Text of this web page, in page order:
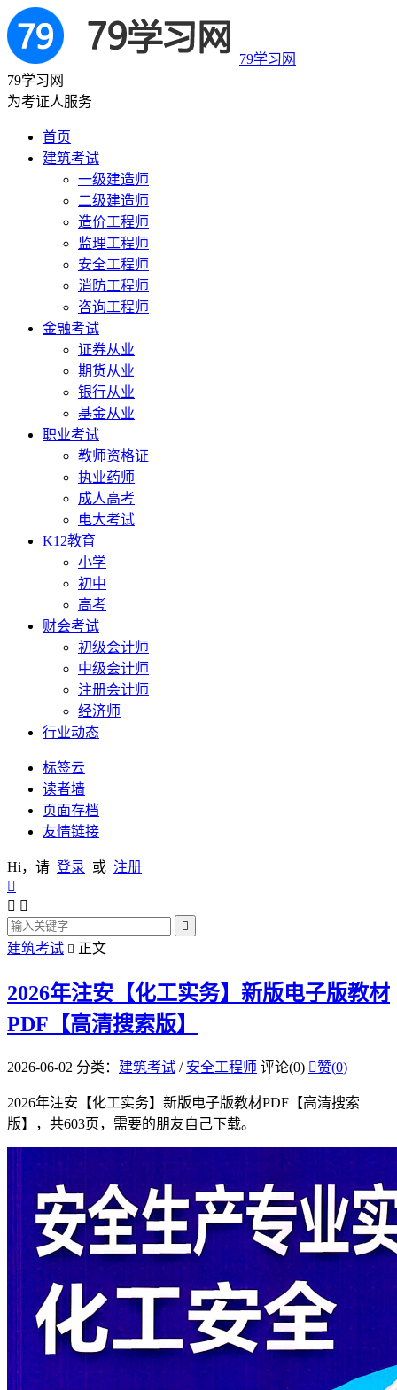
79学习网
79学习网
为考证人服务
首页
建筑考试
一级建造师
二级建造师
造价工程师
监理工程师
安全工程师
消防工程师
咨询工程师
金融考试
证券从业
期货从业
银行从业
基金从业
职业考试
教师资格证
执业药师
成人高考
电大考试
K12教育
小学
初中
高考
财会考试
初级会计师
中级会计师
注册会计师
经济师
行业动态
标签云
读者墙
页面存档
友情链接
Hi，请 登录 或 注册

 

建筑考试  正文
2026年注安【化工实务】新版电子版教材
PDF【高清搜索版】
2026-06-02 分类： 建筑考试 / 安全工程师 评论(0) 赞(0)
2026年注安【化工实务】新版电子版教材PDF【高清搜索
版】，共603页，需要的朋友自己下载。